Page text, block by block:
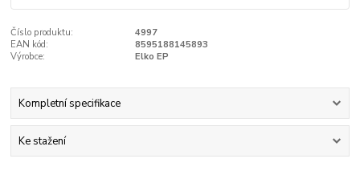
Číslo produktu:
4997
EAN kód:
8595188145893
Výrobce:
Elko EP
Kompletní specifikace
Ke stažení